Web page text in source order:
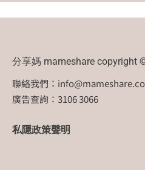
分享媽 mameshare copyright
聯絡我們：
廣告查詢：3106 3066
私隱政策聲明